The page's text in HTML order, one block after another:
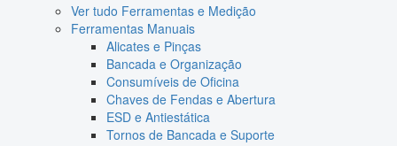
Ver tudo Ferramentas e Medição
Ferramentas Manuais
Alicates e Pinças
Bancada e Organização
Consumíveis de Oficina
Chaves de Fendas e Abertura
ESD e Antiestática
Tornos de Bancada e Suporte